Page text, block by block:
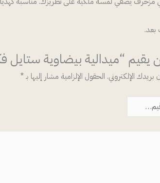
بعد.
يقيم “ميدالية بيضاوية
الإلكتروني. الحقول الإلزامية مشار إليها بـ*